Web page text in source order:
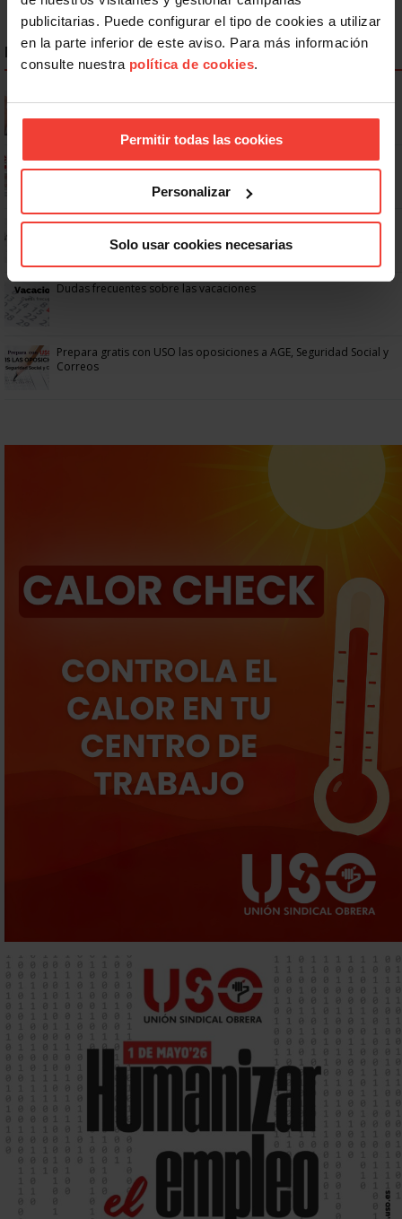
publicitarias. Puede configurar el tipo de cookies a utilizar
en la parte inferior de este aviso. Para más información
consulte nuestra política de cookies.
Permitir todas las cookies
Personalizar
Solo usar cookies necesarias
NOTICIAS MÁS LEÍDAS
Ya os podéis descargar la app de USO
No: si un festivo cae en sábado, no tienen por qué darte un día
Dudas frecuentes sobre las vacaciones
Prepara gratis con USO las oposiciones a AGE, Seguridad Social y
Correos